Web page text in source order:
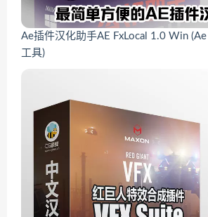
Ae插件汉化助手AE FxLocal 1.0 Win
工具)